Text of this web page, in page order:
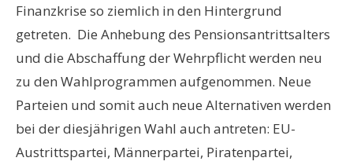
Finanzkrise so ziemlich in den Hintergrund
getreten. Die Anhebung des Pensionsantrittsalters
und die Abschaffung der Wehrpflicht werden neu
zu den Wahlprogrammen aufgenommen. Neue
Parteien und somit auch neue Alternativen werden
bei der diesjährigen Wahl auch antreten: EU-
Austrittspartei, Männerpartei, Piratenpartei,